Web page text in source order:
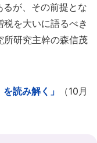
が、その前提とな
を大いに語るべき
所研究主幹の森信茂
読み解く」
（10月